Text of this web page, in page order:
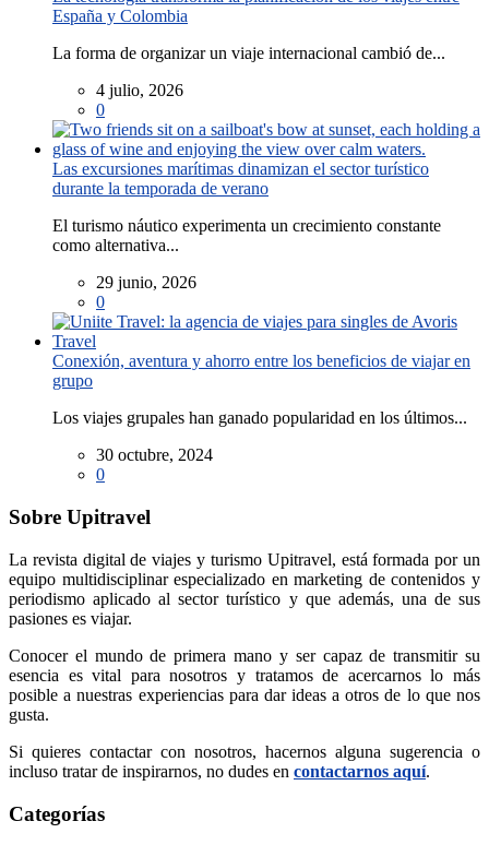
España y Colombia
La forma de organizar un viaje internacional cambió de...
4 julio, 2026
0
Las excursiones marítimas dinamizan el sector turístico
durante la temporada de verano
El turismo náutico experimenta un crecimiento constante
como alternativa...
29 junio, 2026
0
Conexión, aventura y ahorro entre los beneficios de viajar en
grupo
Los viajes grupales han ganado popularidad en los últimos...
30 octubre, 2024
0
Sobre Upitravel
La revista digital de viajes y turismo Upitravel, está formada por un
equipo multidisciplinar especializado en marketing de contenidos y
periodismo aplicado al sector turístico y que además, una de sus
pasiones es viajar.
Conocer el mundo de primera mano y ser capaz de transmitir su
esencia es vital para nosotros y tratamos de acercarnos lo más
posible a nuestras experiencias para dar ideas a otros de lo que nos
gusta.
Si quieres contactar con nosotros, hacernos alguna sugerencia o
incluso tratar de inspirarnos, no dudes en contactarnos aquí.
Categorías